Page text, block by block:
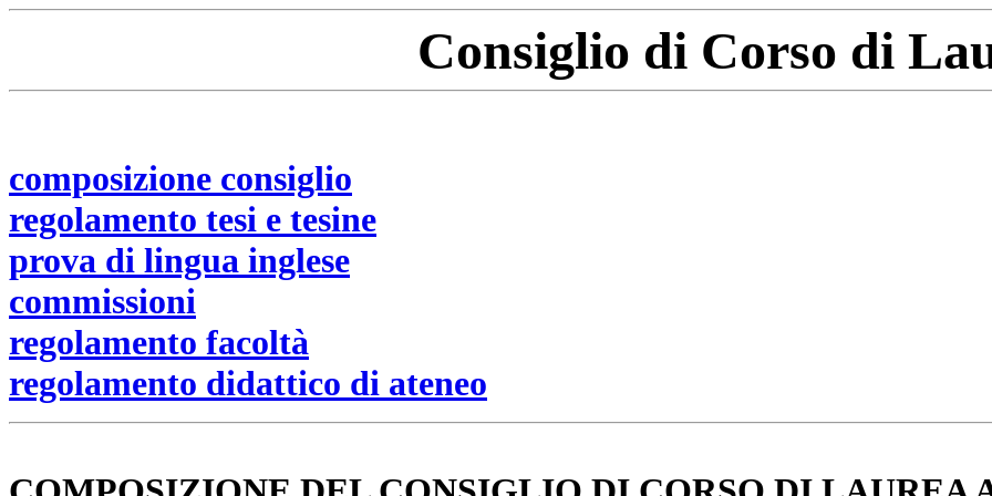
Consiglio di Corso di
composizione consiglio
regolamento tesi e tesine
prova di lingua inglese
commissioni
regolamento facoltà
regolamento didattico di ateneo